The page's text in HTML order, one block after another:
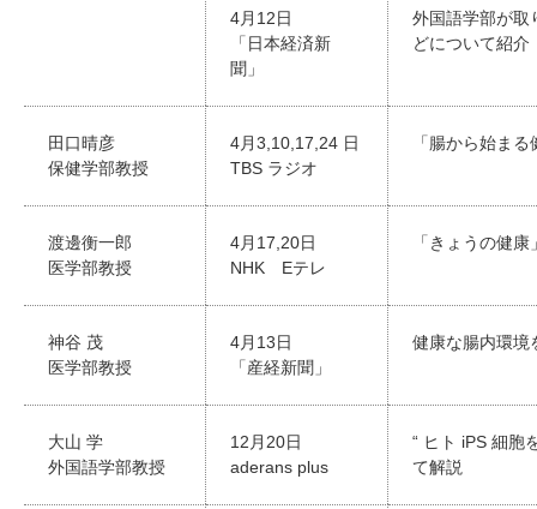
4月12日
「日本経済新
聞」
外国語学部が取
どについて紹介
田口晴彦
保健学部教授
4月3,10,17,24 日
TBS ラジオ
「腸から始ま
渡邊衡一郎
医学部教授
4月17,20日
NHK Eテレ
「きょうの健
神谷 茂
医学部教授
4月13日
「産経新聞」
健康な腸内環境
大山 学
外国語学部教授
12月20日
aderans plus
“ ヒト iPS 細胞
て解説